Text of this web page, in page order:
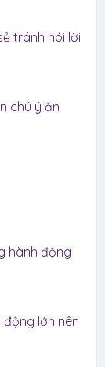
tránh nói lời
chú ý ăn
hành động
lớn nên